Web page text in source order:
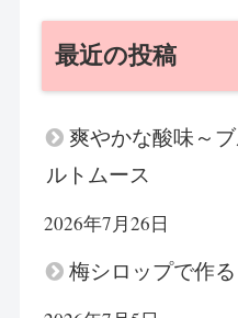
最近の投稿
爽やかな酸味～
ルトムース
2026年7月26日
梅シロップで作